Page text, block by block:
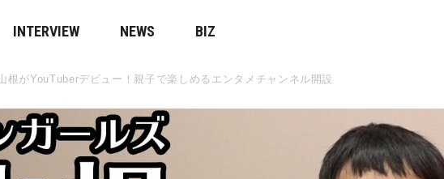
INTERVIEW NEWS BIZ
根がYouTuberデビュー！親子で楽しめるエンタメチャンネル開設